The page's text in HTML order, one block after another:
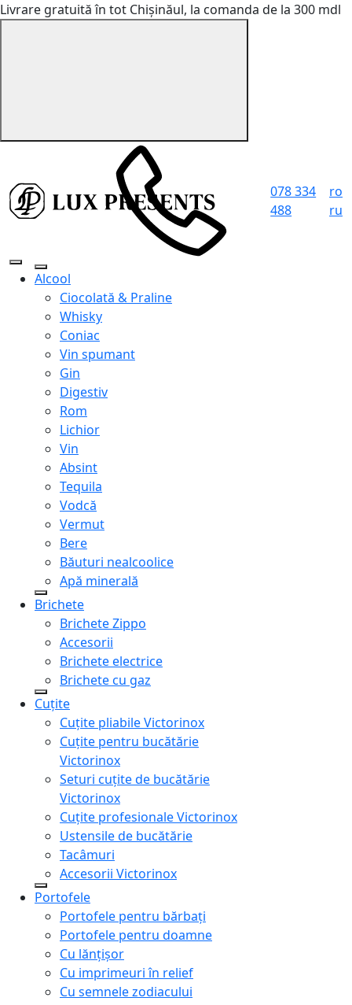
Livrare gratuită în tot Chișinăul, la comanda de la 300 mdl
078 334
488
ro
ru
Alcool
Ciocolată & Praline
Whisky
Coniac
Vin spumant
Gin
Digestiv
Rom
Lichior
Vin
Absint
Tequila
Vodcă
Vermut
Bere
Băuturi nealcoolice
Apă minerală
Brichete
Brichete Zippo
Accesorii
Brichete electrice
Brichete cu gaz
Cuțite
Cuțite pliabile Victorinox
Cuțite pentru bucătărie
Victorinox
Seturi cuțite de bucătărie
Victorinox
Cuțite profesionale Victorinox
Ustensile de bucătărie
Tacâmuri
Accesorii Victorinox
Portofele
Portofele pentru bărbați
Portofele pentru doamne
Cu lănțișor
Cu imprimeuri în relief
Cu semnele zodiacului